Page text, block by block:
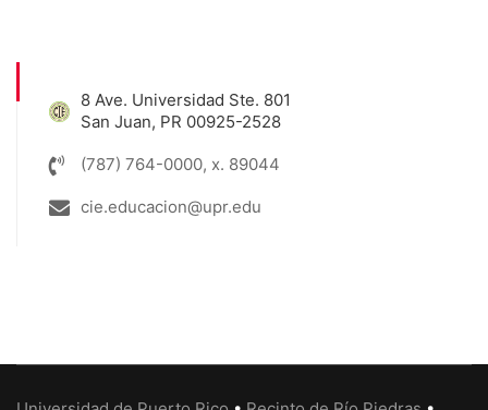
8 Ave. Universidad Ste. 801
San Juan, PR 00925-2528
(787) 764-0000, x. 89044
cie.educacion@upr.edu